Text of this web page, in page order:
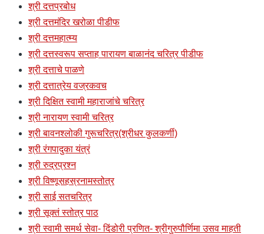
श्री दत्तप्रबोध
श्री दत्तमंदिर खरोळा पीडीफ
श्री दत्तमहात्म्य
श्री दत्तस्वरूप सप्ताह पारायण बाळानंद चरित्र पीडीफ
श्री दत्ताचे पाळणे
श्री दत्तात्रेय वज्रकवच
श्री दिक्षित स्वामी महाराजांचे चरित्र
श्री नारायण स्वामी चरित्र
श्री बावनश्लोकी गुरूचरित्र(श्रीधर कुलकर्णी)
श्री रंगपादुका यंत्रं
श्री रुद्रप्रश्न
श्री विष्णूसहस्रनामस्तोत्र
श्री साई सतचरित्र
श्री सूक्तं स्तोत्र पाठ
श्री स्वामी समर्थ सेवा- दिंडोरी प्रणित- श्रीगुरुपौर्णिमा उसव माहती